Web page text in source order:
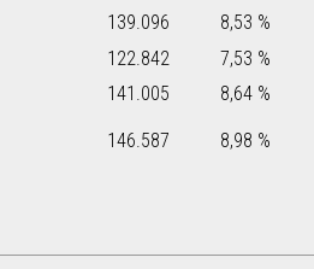
139.096
8,53 %
122.842
7,53 %
141.005
8,64 %
146.587 8,98 %